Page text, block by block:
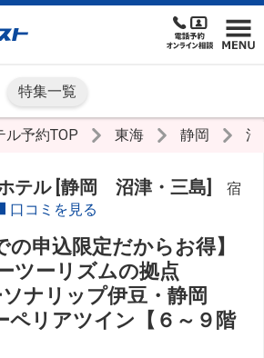
特集一覧
ル予約TOP 東海 静岡 沼
テル [静岡 沼津・三島]
宿
口コミを見る
の申込限定だからお得】
ツーリズムの拠点
ナリップ伊豆・静岡
ペリアツイン【６～９階